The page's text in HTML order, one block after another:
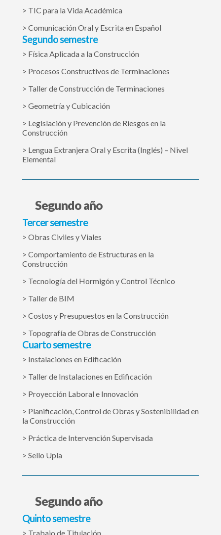
> TIC para la Vida Académica
> Comunicación Oral y Escrita en Español
Segundo semestre
> Física Aplicada a la Construcción
> Procesos Constructivos de Terminaciones
> Taller de Construcción de Terminaciones
> Geometría y Cubicación
> Legislación y Prevención de Riesgos en la
Construcción
> Lengua Extranjera Oral y Escrita (Inglés) – Nivel
Elemental
Segundo año
Tercer semestre
> Obras Civiles y Viales
> Comportamiento de Estructuras en la
Construcción
> Tecnología del Hormigón y Control Técnico
> Taller de BIM
> Costos y Presupuestos en la Construcción
> Topografía de Obras de Construcción
Cuarto semestre
> Instalaciones en Edificación
> Taller de Instalaciones en Edificación
> Proyección Laboral e Innovación
> Planificación, Control de Obras y Sostenibilidad en
la Construcción
> Práctica de Intervención Supervisada
> Sello Upla
Segundo año
Quinto semestre
> Trabajo de Titulación